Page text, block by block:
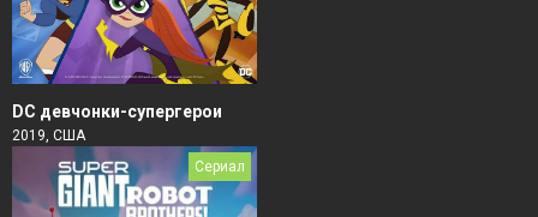
DC девчонки-супергерои
2019, США
Сериал